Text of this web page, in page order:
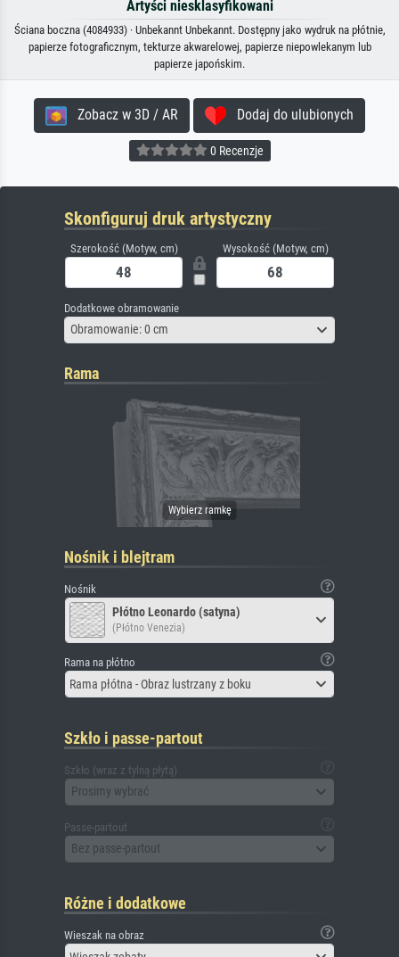
Artyści niesklasyfikowani
Ściana boczna (4084933) · Unbekannt Unbekannt. Dostępny jako wydruk na płótnie,
papierze fotograficznym, tekturze akwarelowej, papierze niepowlekanym lub
papierze japońskim.
Zobacz w 3D / AR Dodaj do ulubionych
0 Recenzje
Skonfiguruj druk artystyczny
Szerokość (Motyw, cm) Wysokość (Motyw, cm)
Dodatkowe obramowanie
Obramowanie: 0 cm
Rama
Nośnik i blejtram
Nośnik
Płótno Leonardo (satyna)
(Płótno Venezia)
Rama na płótno
Rama płótna - Obraz lustrzany z boku
Szkło i passe-partout
Szkło (wraz z tylną płytą)
Prosimy wybrać
Passe-partout
Bez passe-partout
Różne i dodatkowe
Wieszak na obraz